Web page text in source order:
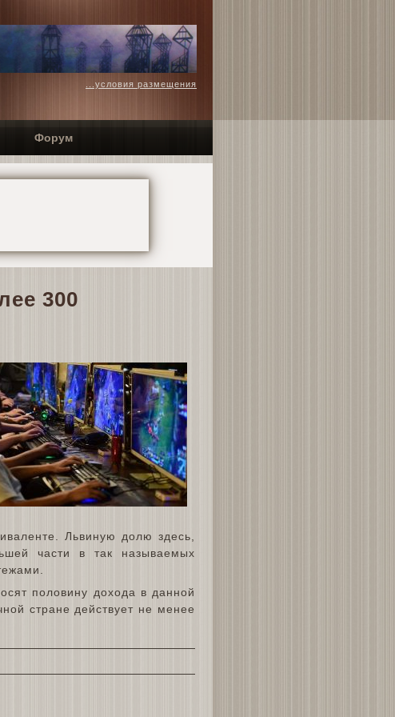
...условия размещения
Форум
300
Львиную долю здесь,
части в так называемых
половину дохода в данной
стране действует не менее